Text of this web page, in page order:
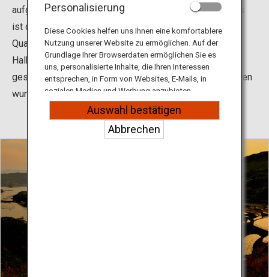
aufgenommen. Der in diesen Terrassen angebaute Reis
ist dank reinem Wasser und viel Sonnenlicht von hoher
Qualität. Die Terrassen wurden auf den Hängen einer
Halbinsel angelegt, die in das Genkai-Meer ragt. Die
geschwungenen Kanten zwischen den Reisfeldern bilden
wunderschöne Stufen.
Personalisierung
Diese Cookies helfen uns Ihnen eine komfortablere
Nutzung unserer Website zu ermöglichen. Auf der
Grundlage Ihrer Browserdaten ermöglichen Sie es
uns, personalisierte Inhalte, die Ihren Interessen
entsprechen, in Form von Websites, E-Mails, in
sozialen Medien und Werbung anzubieten.
Auswahl bestätigen
Abbrechen